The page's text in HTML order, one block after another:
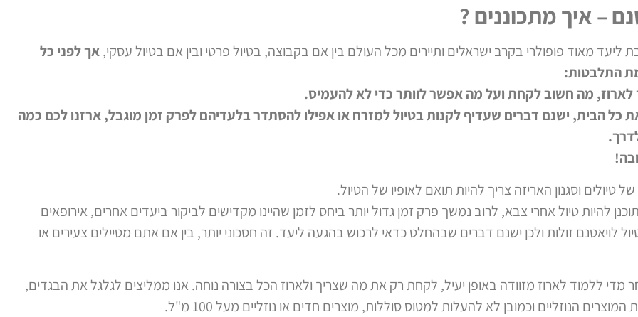
– איך מתכוננים ?
ליעד מאוד פופולרי בקרב ישראלים ותיירים מכל העולם בין אם בקבוצה, בטיול פרטי ובין אם בטיול עסקי,אך לפני כל
התלבטות:
לארוז, מה חשוב לקחת ועל מה אפשר לוותר כדי לא להעמיס.
את כל הבית, ישנם דברים שעדיף לקנות בטיול למזרח או אפילו להסתדר בלעדיהם לפרק זמן מוגבל, ארזנו לכם כמה
טיולים וסגנון האריזה צריך להיות תואם לאופיו של הטיול.
להיות טיול אחרי צבא, לרוב נמשך פרק זמן גדול יותר ביחס לזמן שהיינו מקדישים לביקור ביעדים אחרים, אירופאים
לויאטנם זולות ולכן ישנם דברים שבהחלט כדאי לרכוש בהגעה ליעד. זה חסכוני יותר, בין אם אתם מטיילים צעירים או
ללמוד לארוז מזוודה באופן יעיל, לקחת רק את מה שצריך ולארוז הכל בצורה נוחה. אנו ממליצים לגלגל את הבגדים,
הנוזליים וכמובן לא להעלות למטוס סוללות, מוצרים חדים או נוזליים מעל 100 מ"ל.